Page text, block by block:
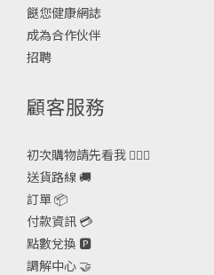
餸您健康網誌
成為合作伙伴
招聘
顧客服務
初次購物請先看我 🙋🏻‍♀️
送貨路線 🚚
訂單 📦
付款資訊 💳
點數兌換 🅿️
調解中心 🤝